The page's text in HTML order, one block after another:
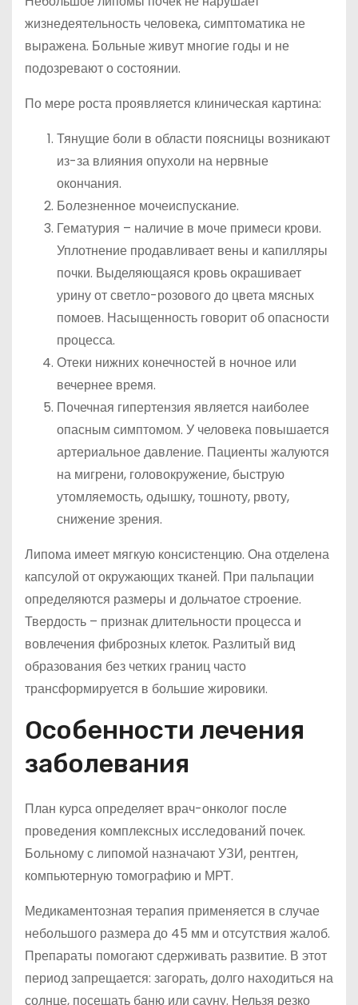
жизнедеятельность человека, симптоматика не
выражена. Больные живут многие годы и не
подозревают о состоянии.
По мере роста проявляется клиническая картина:
Тянущие боли в области поясницы возникают
из-за влияния опухоли на нервные
окончания.
Болезненное мочеиспускание.
Гематурия – наличие в моче примеси крови.
Уплотнение продавливает вены и капилляры
почки. Выделяющаяся кровь окрашивает
урину от светло-розового до цвета мясных
помоев. Насыщенность говорит об опасности
процесса.
Отеки нижних конечностей в ночное или
вечернее время.
Почечная гипертензия является наиболее
опасным симптомом. У человека повышается
артериальное давление. Пациенты жалуются
на мигрени, головокружение, быструю
утомляемость, одышку, тошноту, рвоту,
снижение зрения.
Липома имеет мягкую консистенцию. Она отделена
капсулой от окружающих тканей. При пальпации
определяются размеры и дольчатое строение.
Твердость – признак длительности процесса и
вовлечения фиброзных клеток. Разлитый вид
образования без четких границ часто
трансформируется в большие жировики.
Особенности лечения
заболевания
План курса определяет врач-онколог после
проведения комплексных исследований почек.
Больному с липомой назначают УЗИ, рентген,
компьютерную томографию и МРТ.
Медикаментозная терапия применяется в случае
небольшого размера до 45 мм и отсутствия жалоб.
Препараты помогают сдерживать развитие. В этот
период запрещается: загорать, долго находиться на
солнце, посещать баню или сауну. Нельзя резко